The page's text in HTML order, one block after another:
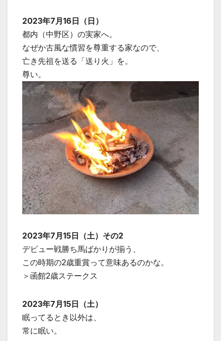
2023年7月16日（日）
都内（中野区）の実家へ。
なぜか古風な慣習を尊重する家なので、
亡き先祖を送る「送り火」を。
尊い。
2023年7月15日（土）その2
デビュー戦勝ち馬ばかりが揃う、
この時期の2歳重賞って意味あるのかな。
＞函館2歳ステークス
2023年7月15日（土）
眠ってるとき以外は、
常に眠い。